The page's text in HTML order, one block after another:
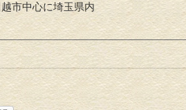
市中心に埼玉県内